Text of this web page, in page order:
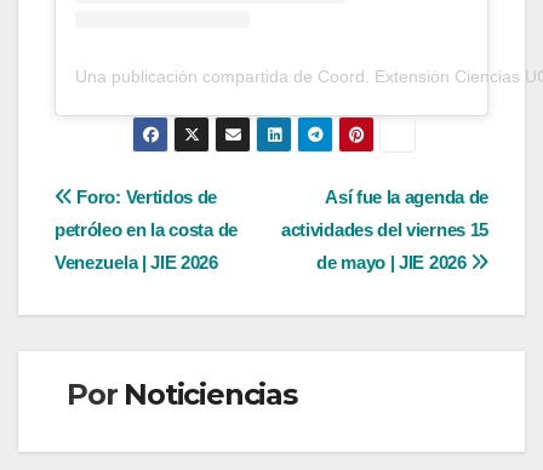
Una publicación compartida de Coord. Extensión Ciencias
Navegación
de
entradas
Así fue la agenda de
actividades del viernes 15
de mayo | JIE 2026
Foro: Vertidos de
petróleo en la costa de
Venezuela | JIE 2026
Por Noticiencias